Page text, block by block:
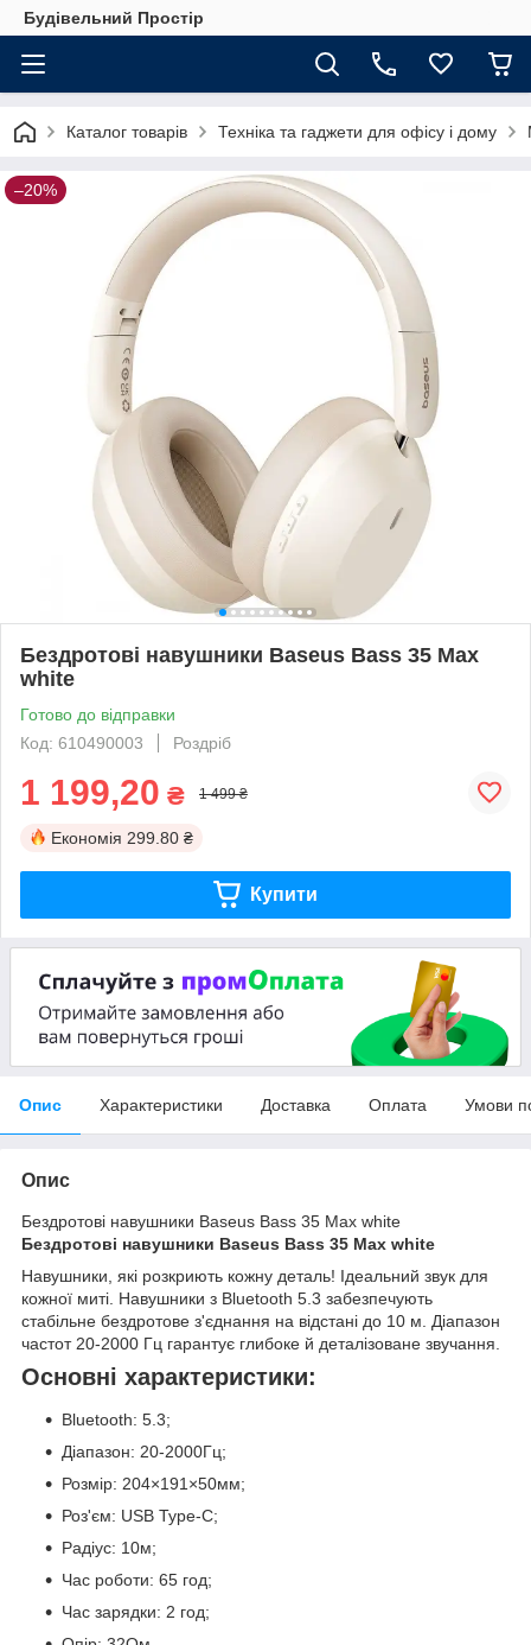
Будівельний Простір
Каталог товарів Техніка та гаджети для офісу і дому
–20%
Бездротові навушники Baseus Bass 35 Max
white
Готово до відправки
Код: 610490003
Роздріб
1 199,20 ₴ 1 499 ₴
Економія 299.80 ₴
Купити
Опис Характеристики Доставка Оплата Умови
Опис
Бездротові навушники Baseus Bass 35 Max white
Бездротові навушники Baseus Bass 35 Max white
Навушники, які розкриють кожну деталь! Ідеальний звук для
кожної миті. Навушники з Bluetooth 5.3 забезпечують
стабільне бездротове з'єднання на відстані до 10 м. Діапазон
частот 20-2000 Гц гарантує глибоке й деталізоване звучання.
Основні характеристики:
Bluetooth: 5.3;
Діапазон: 20-2000Гц;
Розмір: 204×191×50мм;
Роз'єм: USB Type-C;
Радіус: 10м;
Час роботи: 65 год;
Час зарядки: 2 год;